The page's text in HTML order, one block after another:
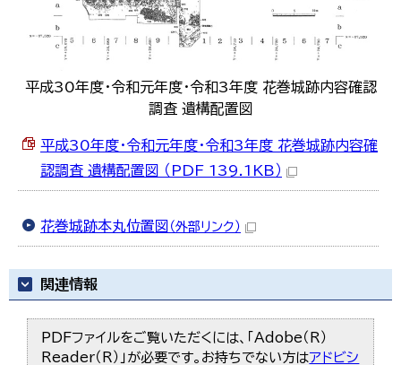
平成30年度・令和元年度・令和3年度 花巻城跡内容確認
調査 遺構配置図
平成30年度・令和元年度・令和3年度 花巻城跡内容確
認調査 遺構配置図 （PDF 139.1KB）
花巻城跡本丸位置図 （外部リンク）
関連情報
PDFファイルをご覧いただくには、「Adobe（R）
Reader（R）」が必要です。お持ちでない方はアドビシ